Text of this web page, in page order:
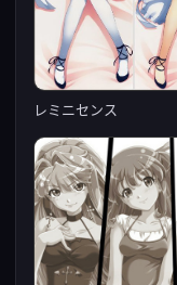
レミニセンス